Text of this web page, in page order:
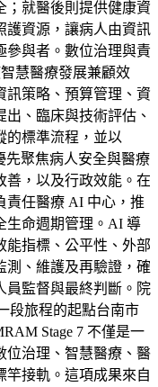
；就醫後則提供健康資
護資源，讓病人由資訊
參與者。數位治理與責
慧醫療發展兼顧效
訊策略、預算管理、資
、臨床與技術評估、
的標準流程，並以
先聚焦病人安全與醫療
善，以及行政效能。在
責任醫療 AI 中心，推
生命週期管理。AI 導
能指標、公平性、外部
測、維護及再驗證，確
員監督與最終判斷。院
段旅程的起點台南市
Stage 7 不僅是一
位治理、智慧醫療、醫
竿接軌。這項成果來自